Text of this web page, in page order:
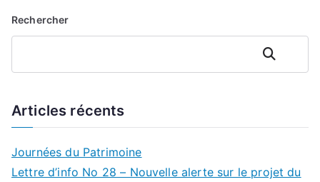
Rechercher
Rechercher
Articles récents
Journées du Patrimoine
Lettre d’info No 28 – Nouvelle alerte sur le projet du